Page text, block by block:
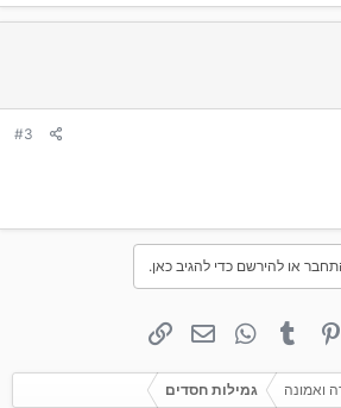
#3
או להירשם כדי להגיב כאן.
פינטרסט Tumblr
WhatsApp
אימייל
ואמונה גמילות חסדים